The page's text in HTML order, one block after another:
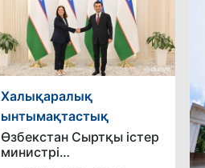
Халықаралық
ынтымақтастық
Өзбекстан Сыртқы істер
министрі